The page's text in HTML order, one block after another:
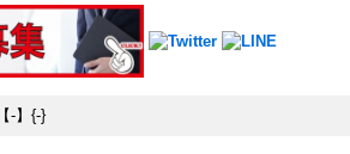
-】{-}